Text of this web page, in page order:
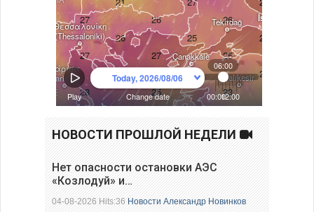
НОВОСТИ ПРОШЛОЙ НЕДЕЛИ
Нет опасности остановки АЭС
«Козлодуй» и…
04-08-2026 Hits:36Новости Александр Новинков